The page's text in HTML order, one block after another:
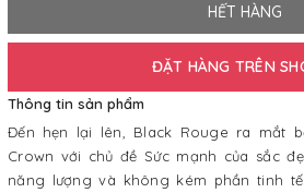
HẾT HÀNG
ĐẶT HÀNG TRÊN
Thông tin sản phẩm
Đến hẹn lại lên, Black Rouge ra mắt
Crown với chủ đề Sức mạnh của sắc
năng lượng và không kém phần tinh